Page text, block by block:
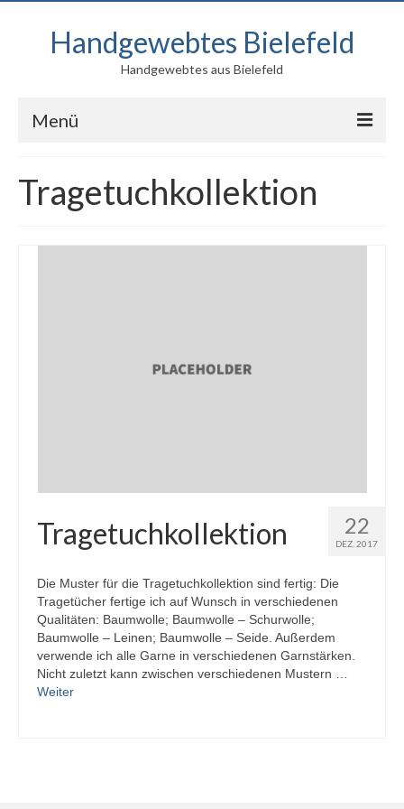
Handgewebtes Bielefeld
Handgewebtes aus Bielefeld
Menü
Produkte
Kontakt
Tragetuchkollektion
22
DEZ. 2017
Tragetuchkollektion
Die Muster für die Tragetuchkollektion sind fertig: Die
Tragetücher fertige ich auf Wunsch in verschiedenen
Qualitäten: Baumwolle; Baumwolle – Schurwolle;
Baumwolle – Leinen; Baumwolle – Seide. Außerdem
verwende ich alle Garne in verschiedenen Garnstärken.
Nicht zuletzt kann zwischen verschiedenen Mustern …
Weiter